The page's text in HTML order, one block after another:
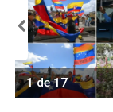
1 de 17